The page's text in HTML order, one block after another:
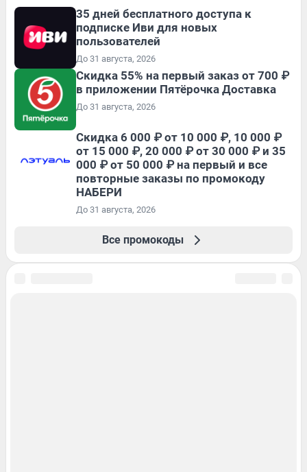
35 дней бесплатного доступа к
подписке Иви для новых
пользователей
До 31 августа, 2026
Скидка 55% на первый заказ от 700 ₽
в приложении Пятёрочка Доставка
До 31 августа, 2026
Скидка 6 000 ₽ от 10 000 ₽, 10 000 ₽
от 15 000 ₽, 20 000 ₽ от 30 000 ₽ и 35
000 ₽ от 50 000 ₽ на первый и все
повторные заказы по промокоду
НАБЕРИ
До 31 августа, 2026
Все промокоды